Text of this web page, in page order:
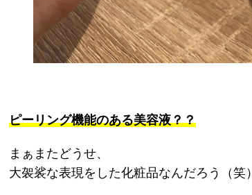
ピーリング機能のある美容液？？
まぁまたどうせ、
大袈裟な表現をした化粧品なんだろう（笑）